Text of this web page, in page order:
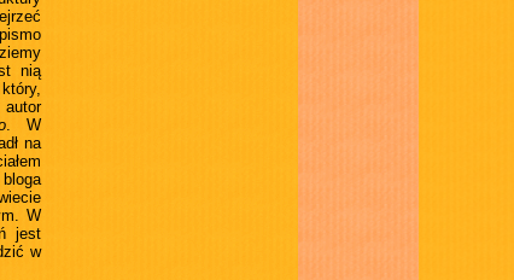
nią
. W
na
W
jest
w